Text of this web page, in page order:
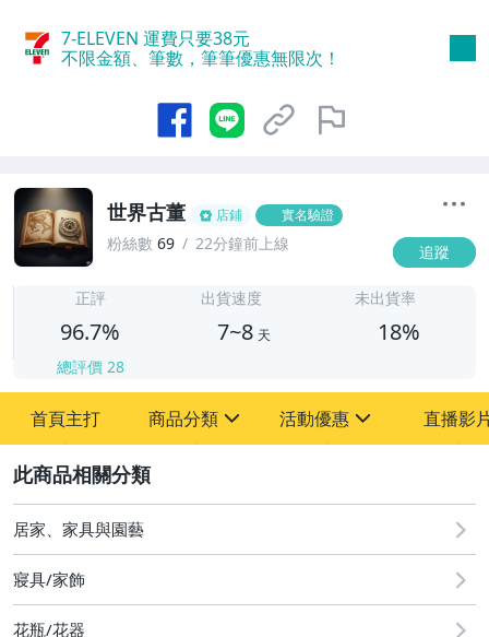
7-ELEVEN 運費只要38元
不限金額、筆數，筆筆優惠無限次！
世界古董 店鋪 實名驗證
粉絲數 69 22分鐘前上線 追蹤
正評
96.7%
總評價 28
出貨速度
7~8 天
未出貨率
18%
首頁主打 商品分類
其它
活動優惠
[全店] 粉絲專享
[全店] 周年慶
直播影
居家、家具與園藝
寢具/家飾
花瓶/花器